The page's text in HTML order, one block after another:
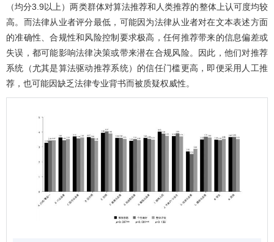
（均分3.9以上）两类群体对算法推荐和人类推荐的整体上认可度均较
高。而法律从业者评分最低，可能因为法律从业者对在文本表述方面
的准确性、合规性和风险控制要求极高，任何推荐带来的信息偏差或
失误，都可能影响法律决策或带来潜在合规风险。因此，他们对推荐
系统（尤其是算法驱动推荐系统）的信任门槛更高，即便采用人工推
荐，也可能因缺乏法律专业背书而被质疑权威性。